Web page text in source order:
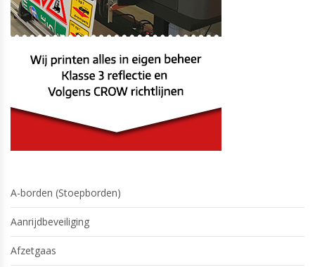
A-borden (Stoepborden)
Aanrijdbeveiliging
Afzetgaas